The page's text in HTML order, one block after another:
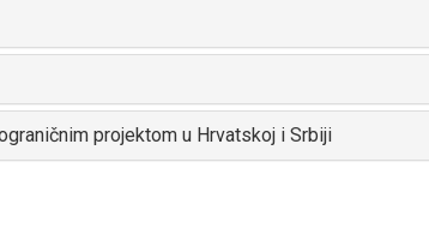
projektom u Hrvatskoj i Srbiji